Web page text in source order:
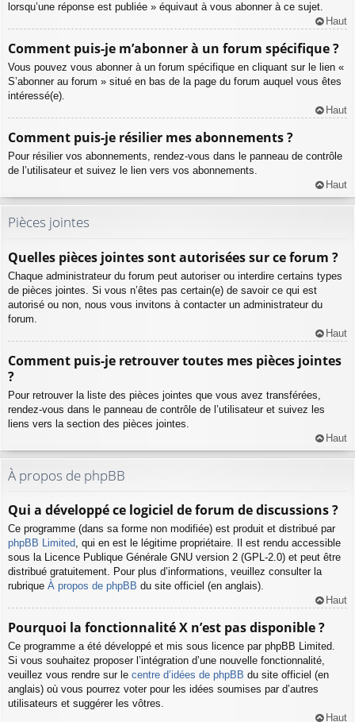
lorsqu’une réponse est publiée » équivaut à vous abonner à ce sujet.
Haut
Comment puis-je m’abonner à un forum spécifique ?
Vous pouvez vous abonner à un forum spécifique en cliquant sur le lien «
S’abonner au forum » situé en bas de la page du forum auquel vous êtes
intéressé(e).
Haut
Comment puis-je résilier mes abonnements ?
Pour résilier vos abonnements, rendez-vous dans le panneau de contrôle
de l’utilisateur et suivez le lien vers vos abonnements.
Haut
Pièces jointes
Quelles pièces jointes sont autorisées sur ce forum ?
Chaque administrateur du forum peut autoriser ou interdire certains types
de pièces jointes. Si vous n’êtes pas certain(e) de savoir ce qui est
autorisé ou non, nous vous invitons à contacter un administrateur du
forum.
Haut
Comment puis-je retrouver toutes mes pièces jointes
?
Pour retrouver la liste des pièces jointes que vous avez transférées,
rendez-vous dans le panneau de contrôle de l’utilisateur et suivez les
liens vers la section des pièces jointes.
Haut
À propos de phpBB
Qui a développé ce logiciel de forum de discussions ?
Ce programme (dans sa forme non modifiée) est produit et distribué par
phpBB Limited, qui en est le légitime propriétaire. Il est rendu accessible
sous la Licence Publique Générale GNU version 2 (GPL-2.0) et peut être
distribué gratuitement. Pour plus d’informations, veuillez consulter la
rubrique À propos de phpBB du site officiel (en anglais).
Haut
Pourquoi la fonctionnalité X n’est pas disponible ?
Ce programme a été développé et mis sous licence par phpBB Limited.
Si vous souhaitez proposer l’intégration d’une nouvelle fonctionnalité,
veuillez vous rendre sur le centre d’idées de phpBB du site officiel (en
anglais) où vous pourrez voter pour les idées soumises par d’autres
utilisateurs et suggérer les vôtres.
Haut